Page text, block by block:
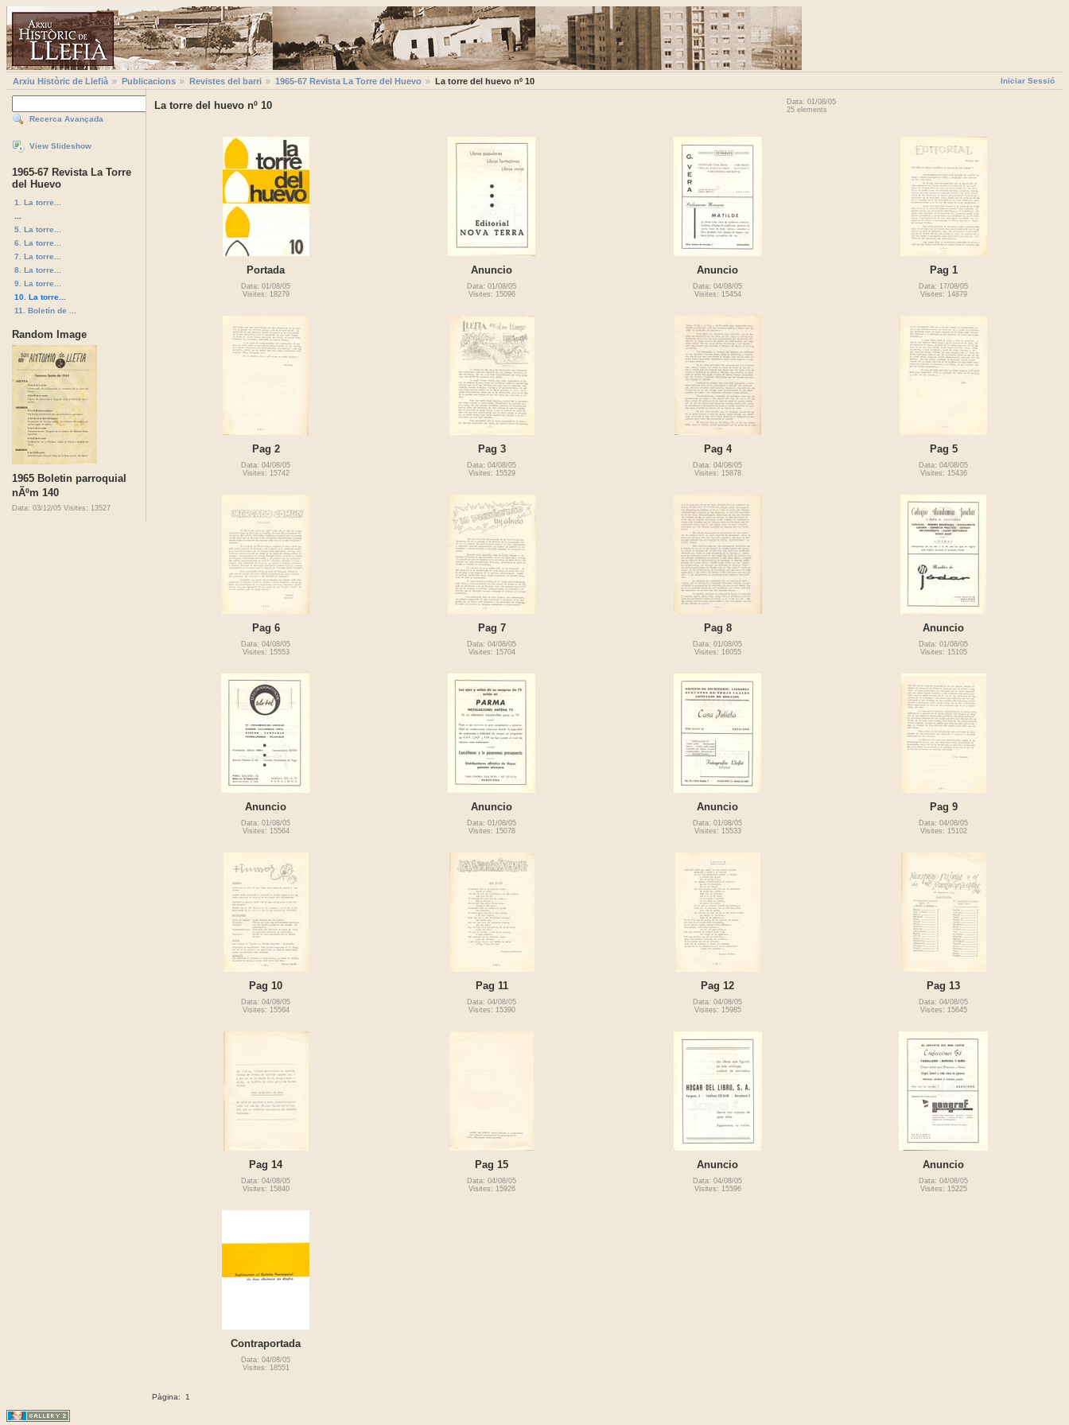
Iniciar Sessió
Arxiu Històric de Llefià Publicacions Revistes del barri 1965-67 Revista La Torre del Huevo La torre del huevo nº 10
Recerca Avançada
View Slideshow
1965-67 Revista La Torre
del Huevo
1. La torre...
5. La torre...
6. La torre...
7. La torre...
8. La torre...
9. La torre...
10. La torre...
11. Boletín de ...
Random Image
1965 Boletin parroquial
nÃºm 140
Data: 03/12/05 Visites: 13527
La torre del huevo nº 10
Data: 01/08/05
25 elements
Portada
Data: 01/08/05
Visites: 18279
Anuncio
Data: 01/08/05
Visites: 15096
Anuncio
Data: 04/08/05
Visites: 15454
Pag 1
Data: 17/08/05
Visites: 14879
Pag 2
Data: 04/08/05
Visites: 15742
Pag 3
Data: 04/08/05
Visites: 15529
Pag 4
Data: 04/08/05
Visites: 15878
Pag 5
Data: 04/08/05
Visites: 15436
Pag 6
Data: 04/08/05
Visites: 15553
Pag 7
Data: 04/08/05
Visites: 15704
Pag 8
Data: 01/08/05
Visites: 16055
Anuncio
Data: 01/08/05
Visites: 15105
Anuncio
Data: 01/08/05
Visites: 15564
Anuncio
Data: 01/08/05
Visites: 15078
Anuncio
Data: 01/08/05
Visites: 15533
Pag 9
Data: 04/08/05
Visites: 15102
Pag 10
Data: 04/08/05
Visites: 15564
Pag 11
Data: 04/08/05
Visites: 15390
Pag 12
Data: 04/08/05
Visites: 15985
Pag 13
Data: 04/08/05
Visites: 15645
Pag 14
Data: 04/08/05
Visites: 15840
Pag 15
Data: 04/08/05
Visites: 15926
Anuncio
Data: 04/08/05
Visites: 15596
Anuncio
Data: 04/08/05
Visites: 15225
Contraportada
Data: 04/08/05
Visites: 18551
Pàgina: 1